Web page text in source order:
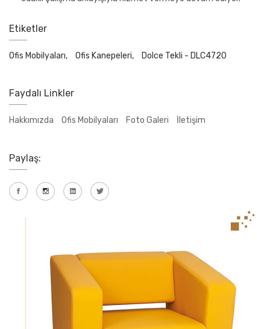
Etiketler
Ofis Mobilyaları, Ofis Kanepeleri, Dolce Tekli - DLC4720
Faydalı Linkler
Hakkımızda Ofis Mobilyaları Foto Galeri İletişim
Paylaş: